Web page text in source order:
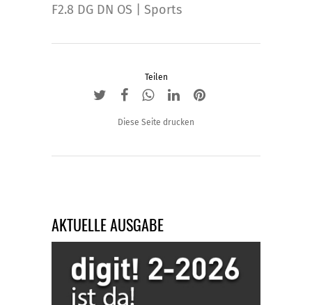
F2.8 DG DN OS | Sports
Teilen
Diese Seite drucken
AKTUELLE AUSGABE